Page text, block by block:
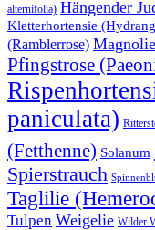
alternifolia) Hängender
Kletterhortensie
(Ramblerrose) Magnolie
Pfingstrose
paniculata)
(Fetthenne) Solanum
Spierstrauch
Taglilie
Tulpen Weigelie Wilder